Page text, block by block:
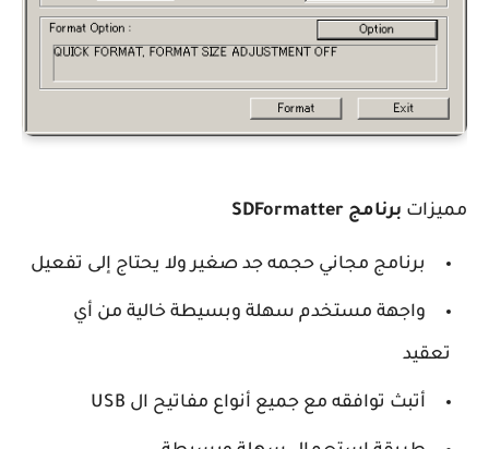
مميزات برنامج SDFormatter
برنامج مجاني حجمه جد صغير ولا يحتاج إلى تفعيل
واجهة مستخدم سهلة وبسيطة خالية من أي
تعقيد
أتبث توافقه مع جميع أنواع مفاتيح ال USB